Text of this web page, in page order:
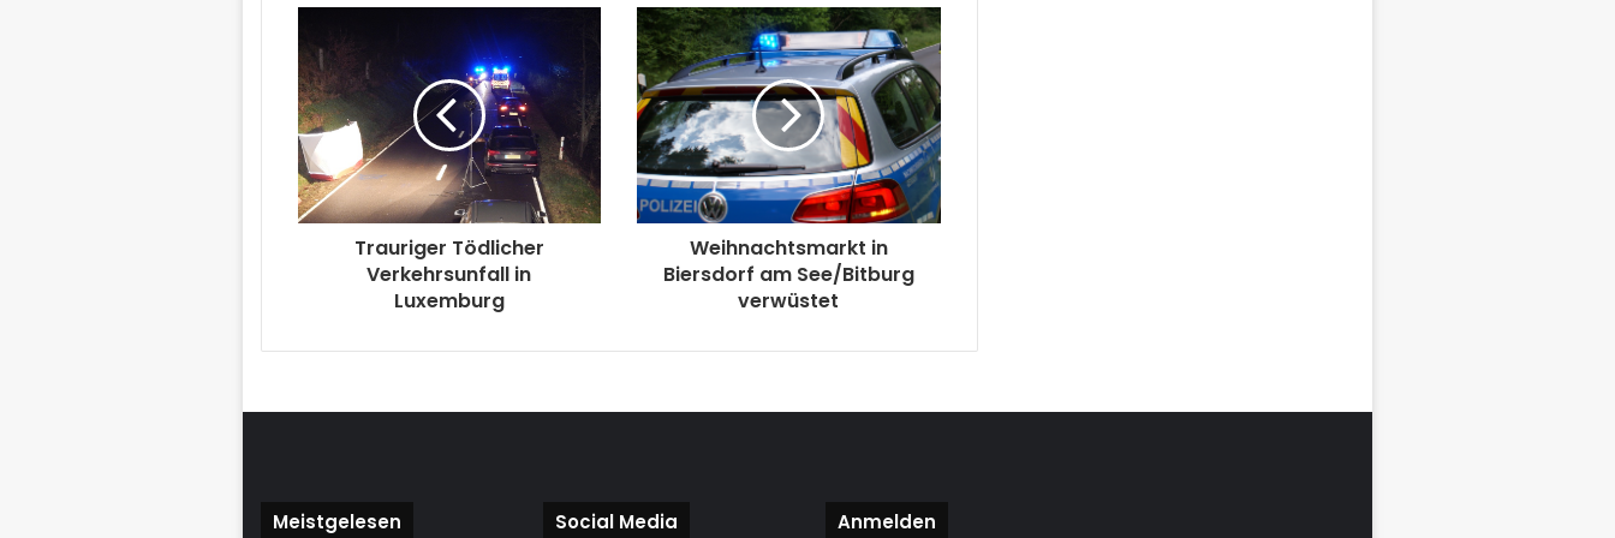
Trauriger Tödlicher
Verkehrsunfall in
Luxemburg
Weihnachtsmarkt in
Biersdorf am See/Bitburg
verwüstet
Meistgelesen Social Media Anmelden